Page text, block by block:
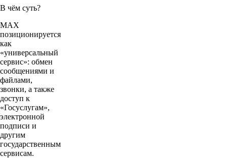
В чём суть?
MAX
позиционируется
как
«универсальный
сервис»: обмен
сообщениями и
файлами,
звонки, а также
доступ к
«Госуслугам»,
электронной
подписи и
другим
государственным
сервисам.